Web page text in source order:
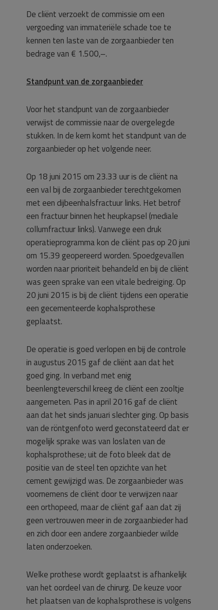
De cliënt verzoekt de commissie om een
vergoeding van immateriële schade toe te
kennen ten laste van de zorgaanbieder ten
bedrage van € 1.500,–.
Standpunt van de zorgaanbieder
Voor het standpunt van de zorgaanbieder
verwijst de commissie naar de overgelegde
stukken. In de kern komt het standpunt van de
zorgaanbieder op het volgende neer.
Op 18 juni 2015 om 23.33 uur is de cliënt na
een val bij de zorgaanbieder terechtgekomen
met een dijbeenhalsfractuur links. Het betrof
een fractuur binnen het heupkapsel (mediale
collumfractuur links). Vanwege een druk
operatieprogramma kon de cliënt pas op 20 juni
om 15.39 geopereerd worden. Spoedgevallen
worden naar prioriteit behandeld en bij de cliënt
was geen sprake van een vitale bedreiging. Op
20 juni 2015 is bij de cliënt tijdens een operatie
een gecementeerde kophalsprothese
geplaatst.
De operatie is goed verlopen en bij de controle
in augustus 2015 gaf de cliënt aan dat het
goed ging. In verband met enig
beenlengteverschil kreeg de cliënt een zooltje
aangemeten. Pas in april 2016 gaf de cliënt
aan dat het sinds januari slechter ging. Op basis
van de röntgenfoto werd geconstateerd dat er
mogelijk sprake was van loslaten van de
kophalsprothese; uit de foto bleek dat de
positie van de steel ten opzichte van het
cement gewijzigd was. De zorgaanbieder was
voornemens de cliënt door te verwijzen naar
een orthopeed, maar de cliënt gaf aan dat zij
geen vertrouwen meer in de zorgaanbieder had
en zich door een andere zorgaanbieder wilde
laten onderzoeken.
Welke prothese wordt geplaatst is afhankelijk
van het oordeel van de chirurg. De keuze voor
het plaatsen van de kophalsprothese is volgens